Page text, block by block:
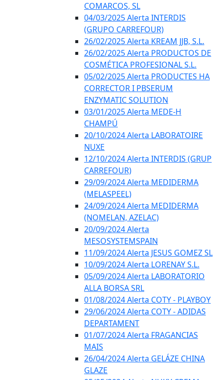
COMARCOS, SL
04/03/2025 Alerta INTERDIS
(GRUPO CARREFOUR)
26/02/2025 Alerta KREAM JJB, S.L.
26/02/2025 Alerta PRODUCTOS DE
COSMÉTICA PROFESIONAL S.L.
05/02/2025 Alerta PRODUCTES HA
CORRECTOR I PBSERUM
ENZYMATIC SOLUTION
03/01/2025 Alerta MEDE-H
CHAMPÚ
20/10/2024 Alerta LABORATOIRE
NUXE
12/10/2024 Alerta INTERDIS (GRUP
CARREFOUR)
29/09/2024 Alerta MEDIDERMA
(MELASPEEL)
24/09/2024 Alerta MEDIDERMA
(NOMELAN, AZELAC)
20/09/2024 Alerta
MESOSYSTEMSPAIN
11/09/2024 Alerta JESUS GOMEZ SL
10/09/2024 Alerta LORENAY S.L.
05/09/2024 Alerta LABORATORIO
ALLA BORSA SRL
01/08/2024 Alerta COTY - PLAYBOY
29/06/2024 Alerta COTY - ADIDAS
DEPARTAMENT
01/07/2024 Alerta FRAGANCIAS
MAIS
26/04/2024 Alerta GELÁZE CHINA
GLAZE